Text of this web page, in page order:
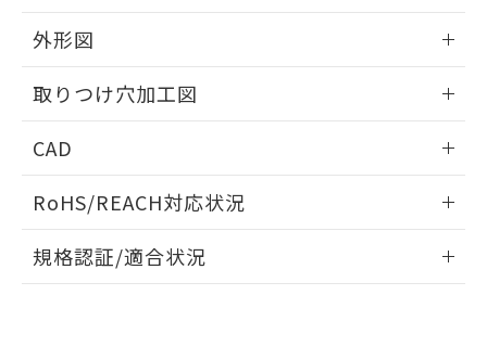
外形図
取りつけ穴加工図
CAD
ドすることができます。
ログイン/会員登録
RoHS/REACH対応状況
EU RoHS 注意事項・凡例
規格認証/適合状況
※本証明書は発行日時点で非含有を証明す
るもので、過去に遡って非含有を証明する
また、RoHS指令のフタル酸エステル類４
物質の対応では、対応完了までの期間は出
荷製品に未対応品が混在することから備考
既に当社にて対応品への在庫切替を完了
していることから、特段のことがない限
り、2022年1月12日より割愛しておりま